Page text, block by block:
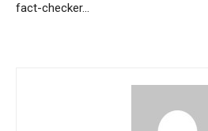
fact-checker…